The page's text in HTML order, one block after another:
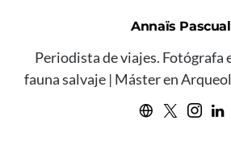
Annaïs Pascual
Periodista de viajes. Fotógrafa
fauna salvaje | Máster en